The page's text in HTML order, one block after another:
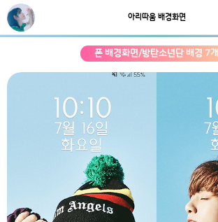
아리따움 배경화면
폰 배경화면/방탄소년단 배경 7개